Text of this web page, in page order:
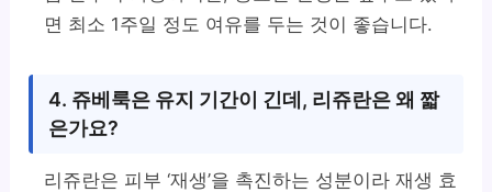
면 최소 1주일 정도 여유를 두는 것이 좋습니다.
4. 쥬베룩은 유지 기간이 긴데, 리쥬란은 왜 짧
은가요?
리쥬란은 피부 ‘재생’을 촉진하는 성분이라 재생 효